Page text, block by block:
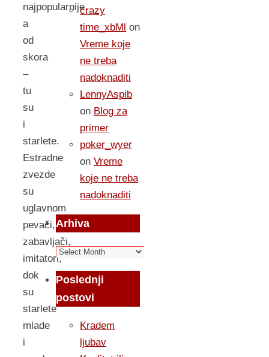
najpopularnije
a
od
skora
–
tu
su
i
starlete.
Estradne
zvezde
su
uglavnom
pevači,
zabavljači,
imitatori,
dok
su
starlete
mlade
i
crazy
time_xbMl on
Vreme koje
ne treba
nadoknaditi
LennyAspib
on Blog za
primer
poker_wyer
on Vreme
koje ne treba
nadoknaditi
Arhiva
Arhiva
Poslednji
postovi
Kradem
ljubav